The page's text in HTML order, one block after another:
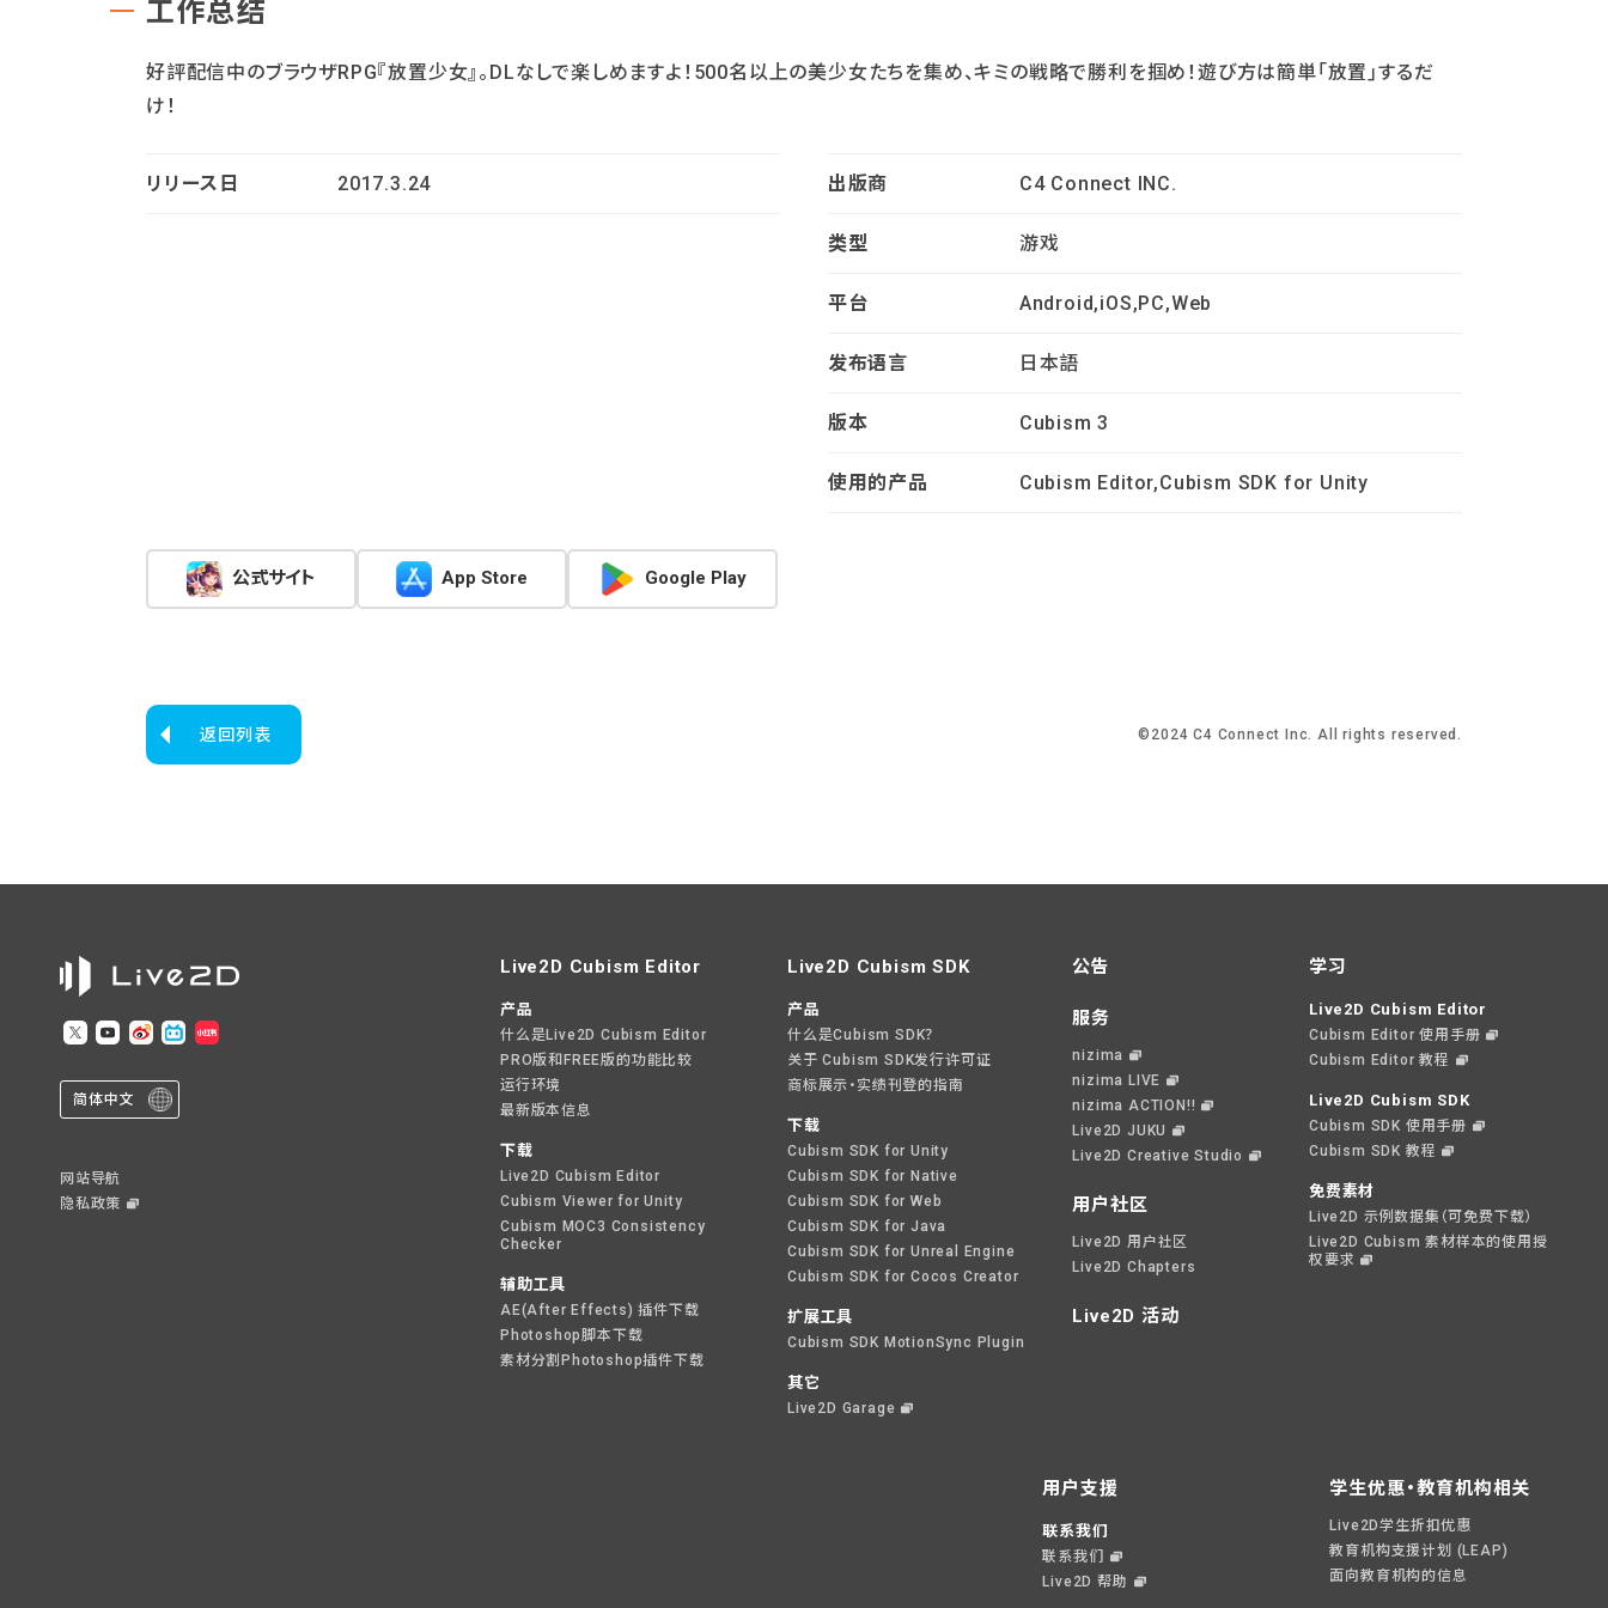
工作总结
好評配信中のブラウザRPG『放置少女』。DLなしで楽しめますよ！500名以上の美少女たちを集め、キミの戦略で勝利を掴め！遊び方は簡単「放置」するだ
け！
リリース日 2017.3.24 出版商 C4 Connect INC.
类型 游戏
平台 Android,iOS,PC,Web
发布语言 日本語
版本 Cubism 3
使用的产品 Cubism Editor,Cubism SDK for Unity
公式サイト App Store Google Play
©2024 C4 Connect Inc. All rights reserved.
返回列表
简体中文
网站导航
隐私政策
Live2D Cubism Editor
产品
什么是Live2D Cubism Editor
PRO版和FREE版的功能比较
运行环境
最新版本信息
下载
Live2D Cubism Editor
Cubism Viewer for Unity
Cubism MOC3 Consistency
Checker
辅助工具
AE(After Effects) 插件下载
Photoshop脚本下载
素材分割Photoshop插件下载
Live2D Cubism SDK
产品
什么是Cubism SDK？
关于 Cubism SDK发行许可证
商标展示・实绩刊登的指南
下载
Cubism SDK for Unity
Cubism SDK for Native
Cubism SDK for Web
Cubism SDK for Java
Cubism SDK for Unreal Engine
Cubism SDK for Cocos Creator
扩展工具
Cubism SDK MotionSync Plugin
其它
Live2D Garage
公告
服务
nizima
nizima LIVE
nizima ACTION!!
Live2D JUKU
Live2D Creative Studio
用户社区
Live2D 用户社区
Live2D Chapters
Live2D 活动
学习
Live2D Cubism Editor
Cubism Editor 使用手册
Cubism Editor 教程
Live2D Cubism SDK
Cubism SDK 使用手册
Cubism SDK 教程
免费素材
Live2D 示例数据集（可免费下载）
Live2D Cubism 素材样本的使用授
权要求
用户支援
联系我们
联系我们
Live2D 帮助
学生优惠・教育机构相关
Live2D学生折扣优惠
教育机构支援计划 (LEAP)
面向教育机构的信息